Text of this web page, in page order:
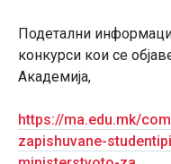
Подетални
конкурси кои се
Академија,
https://ma.edu.mk/
zapishuvane-